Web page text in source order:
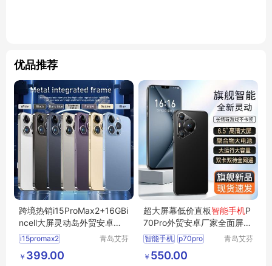
优品推荐
跨境热销i15ProMax2+16GBi
ncell大屏灵动岛外贸安卓智
能手机
i15promax2
16gbincell 智能手机
青岛艾芬
￥ 399.00
超大屏幕低价直板智能手机P
70Pro外贸安卓厂家全面屏批
发现货
智能手机 p70pro
青岛艾芬
￥ 550.00